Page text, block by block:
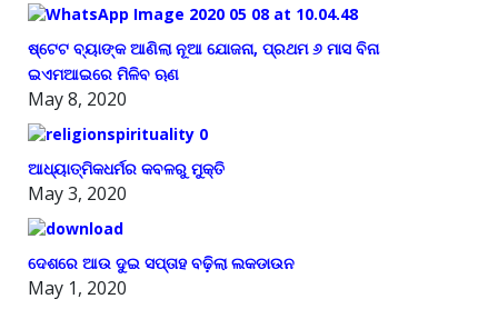
ଷ୍ଟେଟ ବ୍ୟାଙ୍କ ଆଣିଲା ନୂଆ ଯୋଜନା, ପ୍ରଥମ ୬ ମାସ ବିନା
ଇଏମଆଇରେ ମିଳିବ ଋଣ
May 8, 2020
ଆଧ୍ୟାତ୍ମିକଧର୍ମର କବଳରୁ ମୁକ୍ତି
May 3, 2020
ଦେଶରେ ଆଉ ଦୁଇ ସପ୍ତାହ ବଢ଼ିଲା ଲକଡାଉନ
May 1, 2020